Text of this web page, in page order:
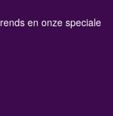
en onze speciale